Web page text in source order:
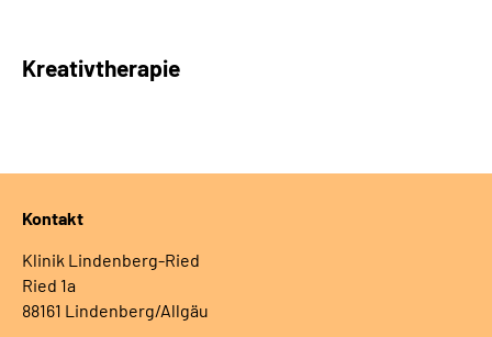
Kreativtherapie
Kontakt
Klinik Lindenberg-Ried
Ried 1a
88161 Lindenberg/Allgäu